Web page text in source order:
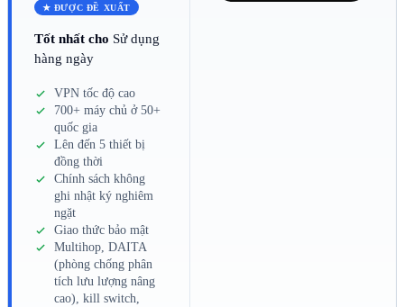
★ ĐƯỢC ĐỀ XUẤT
Tốt nhất cho Sử dụng
hàng ngày
VPN tốc độ cao
700+ máy chủ ở 50+
quốc gia
Lên đến 5 thiết bị
đồng thời
Chính sách không
ghi nhật ký nghiêm
ngặt
Giao thức bảo mật
Multihop, DAITA
(phòng chống phân
tích lưu lượng nâng
cao), kill switch,